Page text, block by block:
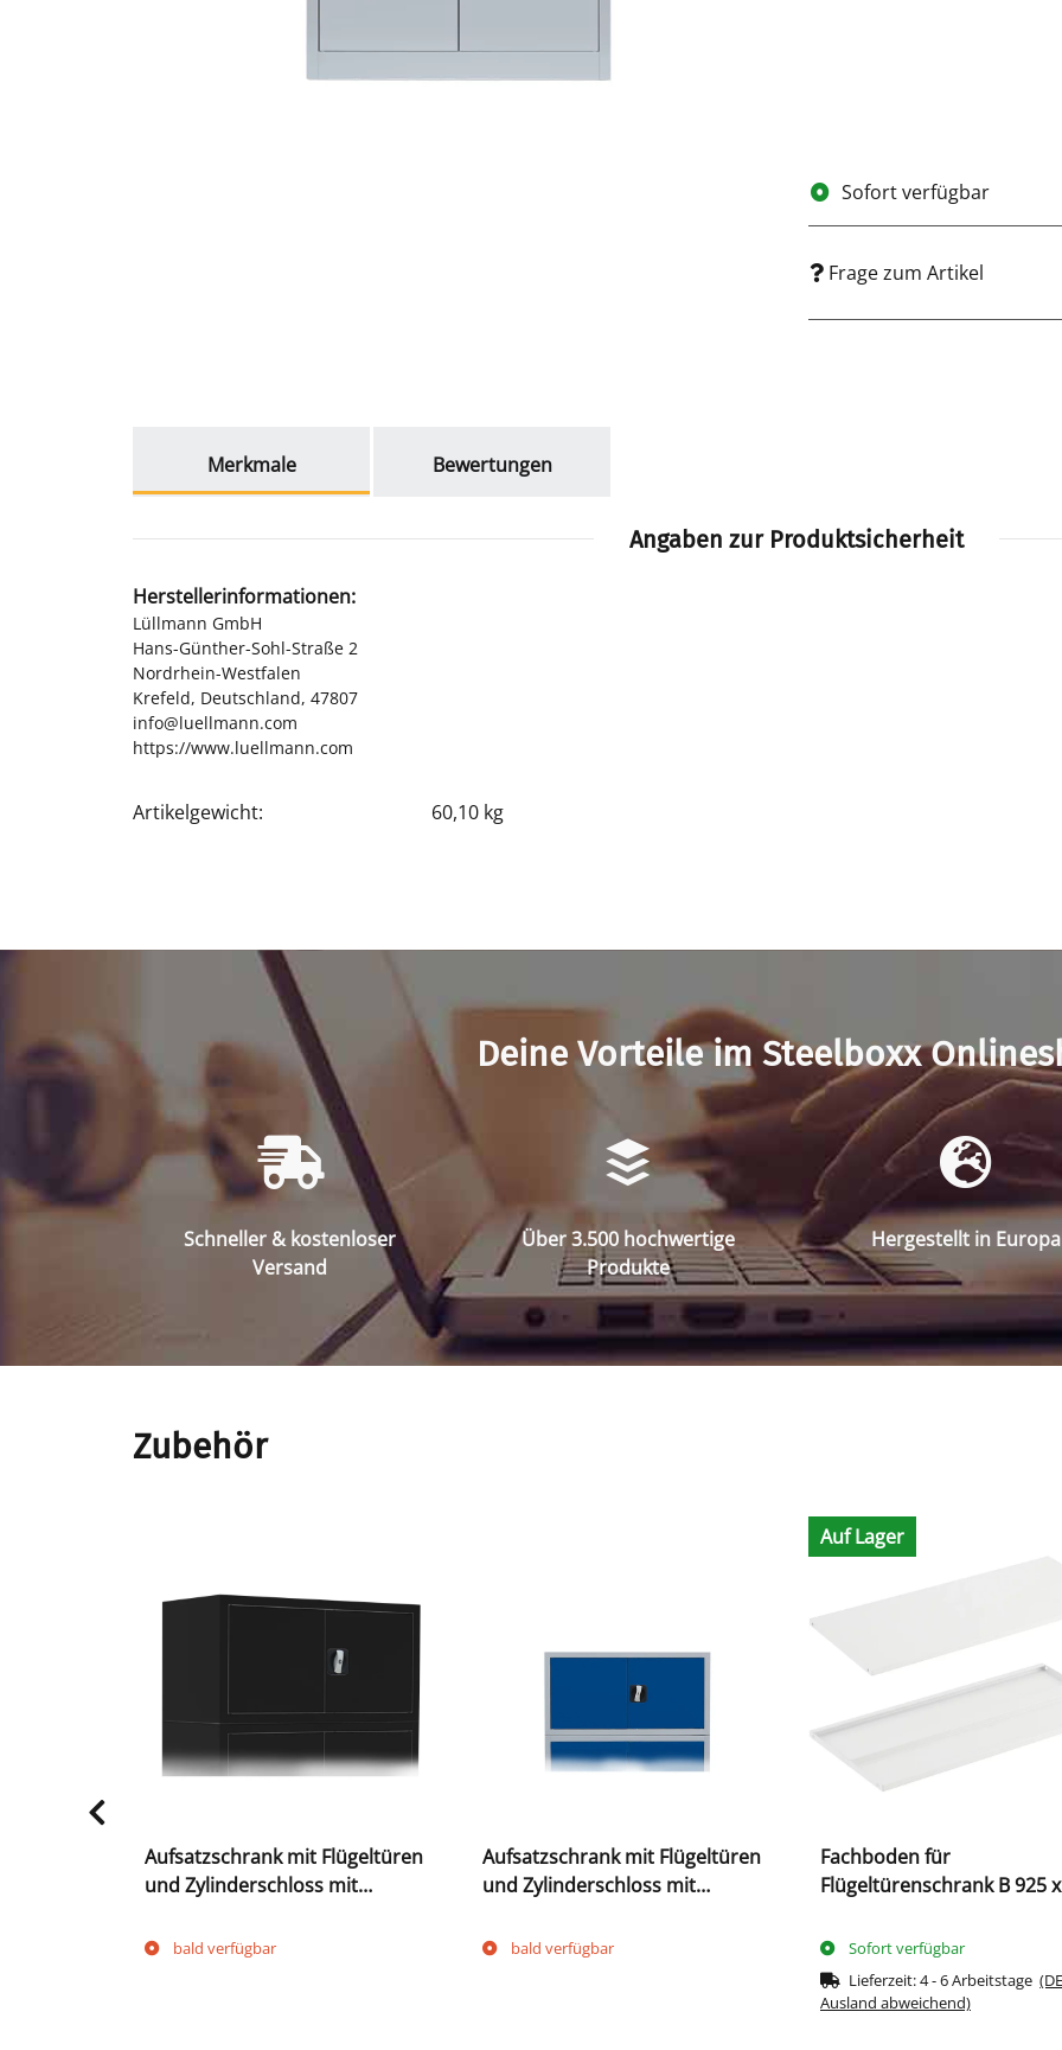
Sofort verfügbar
Frage zum Artikel
Merkmale
Bewertungen
Angaben zur Produktsicherheit
Herstellerinformationen:
Lüllmann GmbH
Hans-Günther-Sohl-Straße 2
Nordrhein-Westfalen
Krefeld, Deutschland, 47807
info@luellmann.com
https://www.luellmann.com
Produkteigenschaft
Wert
Artikelgewicht: 60,10 kg
Deine Vorteile im Steelboxx
Schneller & kostenloser
Versand
Über 3.500 hochwertige
Produkte
Hergestellt in Europa
Zubehör
Aufsatzschrank mit Flügeltüren
und Zylinderschloss mit
tiefschwarz
bald verfügbar
Aufsatzschrank mit Flügeltüren
und Zylinderschloss mit
lichtgrau/enzianblau
bald verfügbar
Auf Lager
Fachboden für
Flügeltürenschrank B 925
Sofort verfügbar
Lieferzeit:4 - 6 Arbeitstage
Ausland abweichend)